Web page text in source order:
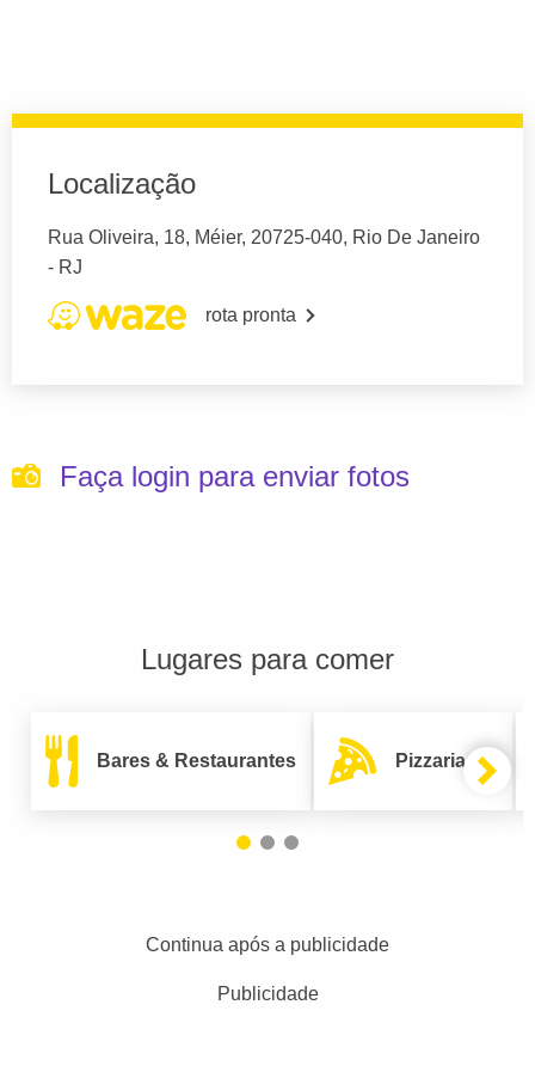
Localização
Rua Oliveira, 18, Méier, 20725-040, Rio De Janeiro
- RJ
rota pronta
Faça login para enviar fotos
Lugares para comer
Bares & Restaurantes Pizzarias
Continua após a publicidade
Publicidade